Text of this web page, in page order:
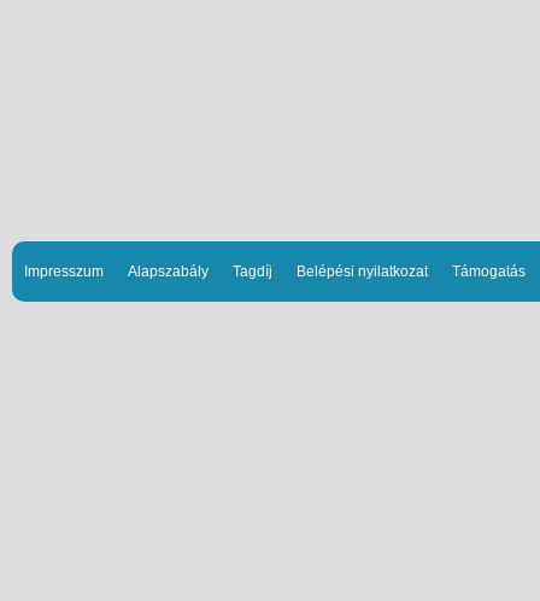
Impresszum Alapszabály Tagdíj Belépési nyilatkozat Támogatás